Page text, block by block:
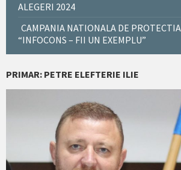
ALEGERI 2024
CAMPANIA NATIONALA DE
“INFOCONS – FII UN EXEMPLU”
PRIMAR: PETRE ELEFTERIE ILIE